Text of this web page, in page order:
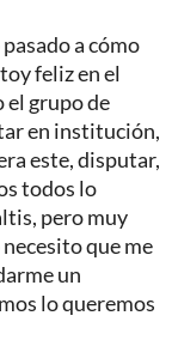
a cómo
feliz en el
el grupo de
en institución,
este, disputar,
todos lo
pero muy
que me
un
lo queremos